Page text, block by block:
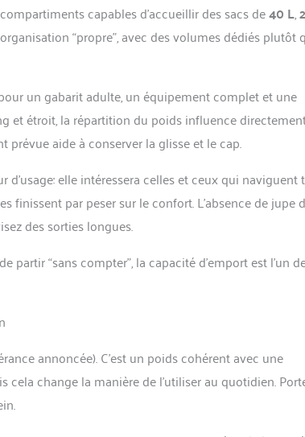
capables d’accueillir des sacs de40 L,
“propre”, avec des volumes dédiés plutôt
un gabarit adulte, un équipement complet et une
et étroit, la répartition du poids influence
aide à conserver la glisse et le cap.
elle intéressera celles et ceux qui naviguent
finissent par peser sur le confort. L’absence de jupe
des sorties longues.
“sans compter”, la capacité d’emport est l’un
annoncée). C’est un poids cohérent avec une
change la manière de l’utiliser au quotidien.